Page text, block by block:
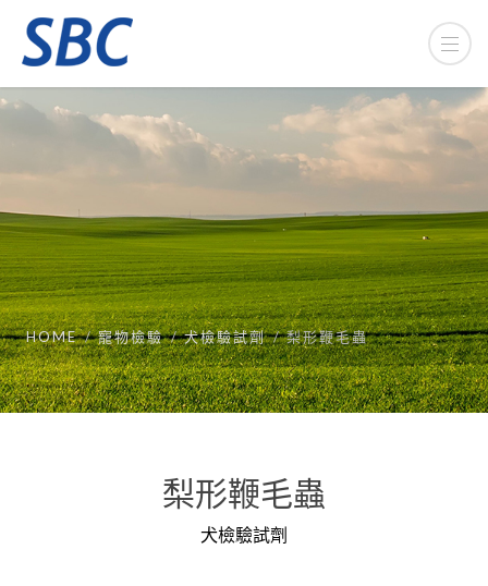
HOME 寵物檢驗 犬檢驗試劑 梨形鞭毛蟲
梨形鞭毛蟲
犬檢驗試劑